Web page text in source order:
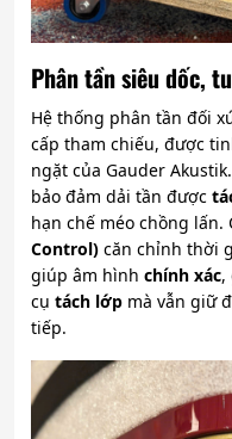
Phân tần siêu dốc,
Hệ thống phân tần đối
cấp tham chiếu, được
ngặt của Gauder
bảo đảm dải tần được
hạn chế méo chồng lấn.
Control) căn chỉnh thời
giúp âm hình chính xác,
cụ tách lớp mà vẫn giữ
tiếp.